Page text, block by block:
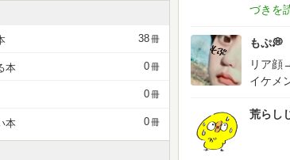
もぷ💭
リ
イケメ
荒らし
38冊
本 0冊
0冊
本 0冊